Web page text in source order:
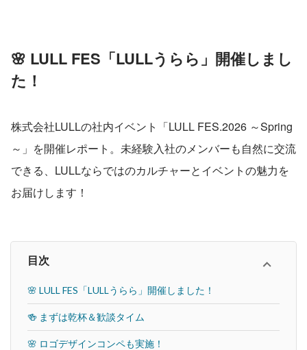
🌸 LULL FES「LULLうらら」開催しまし
た！
株式会社LULLの社内イベント「LULL FES.2026 ～Spring
～」を開催レポート。未経験入社のメンバーも自然に交流
できる、LULLならではのカルチャーとイベントの魅力を
お届けします！
目次
🌸 LULL FES「LULLうらら」開催しました！
🍻 まずは乾杯＆歓談タイム
🌸 ロゴデザインコンペも実施！